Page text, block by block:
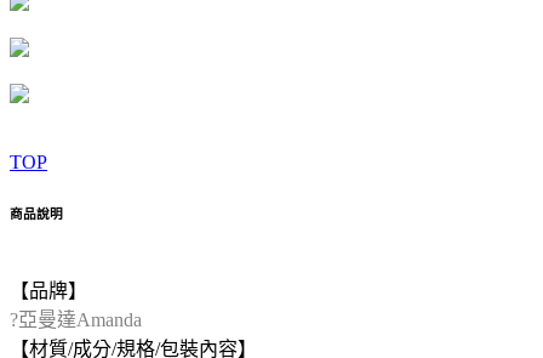
TOP
商品說明
【品牌】
?亞曼達Amanda
【材質/成分/規格/包裝內容】